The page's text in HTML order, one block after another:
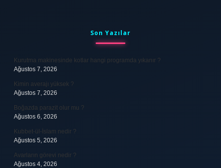
Son Yazılar
Kurutma makinesinde kotlar hangi programda yıkanır ?
Ağustos 7, 2026
Kimin averajı yüksek ?
Ağustos 7, 2026
Boğazda parazit olur mu ?
Ağustos 6, 2026
Kubbet-ül-İslam nedir ?
Ağustos 5, 2026
Avarların görevi nedir ?
Ağustos 4, 2026